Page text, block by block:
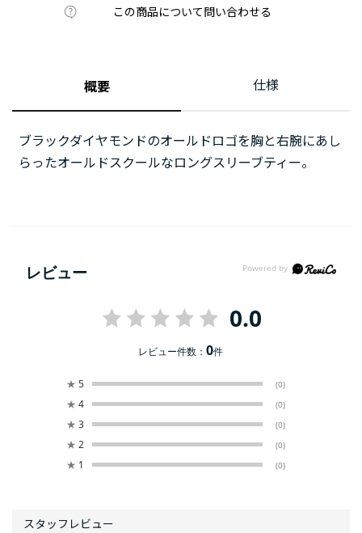
この商品について問い合わせる
概要 仕様
ブラックダイヤモンドのオールドロゴを胸と右腕にあし
らったオールドスクールなロングスリーブティー。
レビュー
0.0
レビュー件数：0件
★ 5 (0)
★ 4 (0)
★ 3 (0)
★ 2 (0)
★ 1 (0)